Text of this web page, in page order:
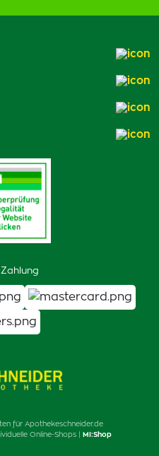
für Apothekeschneider.de
Online-Shops | MI:Shop